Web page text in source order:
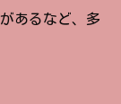
あるなど、多